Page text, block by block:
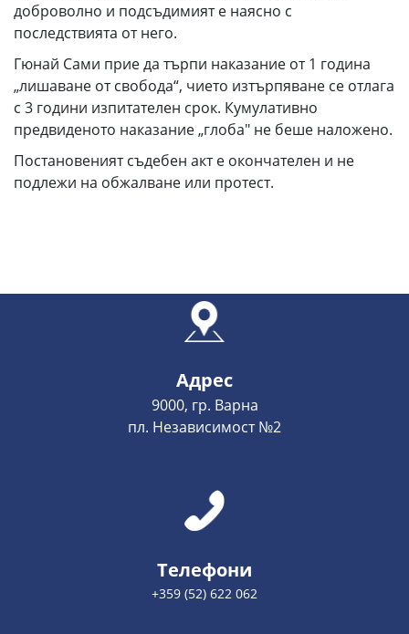
доброволно и подсъдимият е наясно с
последствията от него.
Гюнай Сами прие да търпи наказание от 1 година
„лишаване от свобода“, чието изтърпяване се отлага
с 3 години изпитателен срок. Кумулативно
предвиденото наказание „глоба" не беше наложено.
Постановеният съдебен акт е окончателен и не
подлежи на обжалване или протест.
Адрес
9000, гр. Варна
пл. Независимост №2
Телефони
+359 (52) 622 062